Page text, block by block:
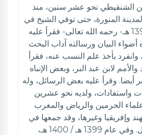
الشنقيطي نحو عشر سنين، منذ
المنورة، حتى توفي الشيخ في
حج عام 1393 هـ- رحمه الله تعالى- فقرأ عليه
البيان ورسالته آداب البحث
وانفرد بأخذ علم النسب عنه، فقرأ
لابن عبد البر، وبعض الإنباه
أيضا. وقرأ عليه بعض الرسائل، وله
واستفادات، ولديه نحو عشرين
الحرمين والرياض والمغرب
وإفريقيا وغيرها، وقد جمعها في
ثبت مستقل. وفي عام 1399 هـ / 1400 هـ،